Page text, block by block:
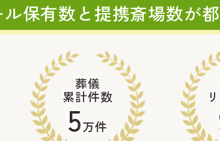
保有数と提携斎場数が
葬儀
累計件数
5万件